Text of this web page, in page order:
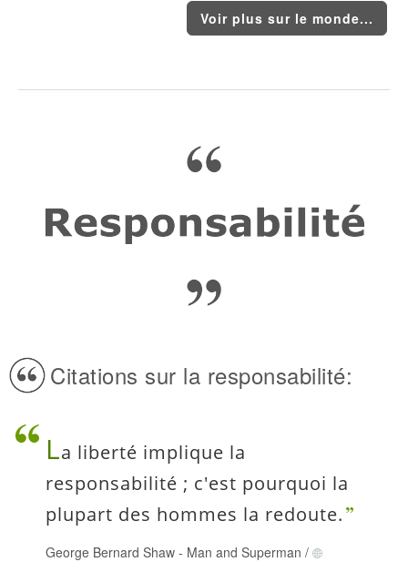
Voir plus sur le monde...
Citations sur la responsabilité:
La liberté implique la
responsabilité ; c'est pourquoi la
plupart des hommes la redoute.
George Bernard Shaw - Man and Superman /